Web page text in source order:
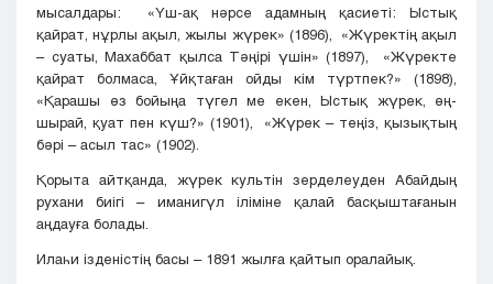
мысалдары: «Үш-ақ нәрсе адамның қасиеті: Ыстық
қайрат, нұрлы ақыл, жылы жүрек» (1896), «Жүректің ақыл
– суаты, Махаббат қылса Тәңірі үшін» (1897), «Жүректе
қайрат болмаса, Ұйқтаған ойды кім түртпек?» (1898),
«Қарашы өз бойыңа түгел ме екен, Ыстық жүрек, өң-
шырай, қуат пен күш?» (1901), «Жүрек – теңіз, қызықтың
бәрі – асыл тас» (1902).
Қорыта айтқанда, жүрек культін зерделеуден Абайдың
рухани биігі – иманигүл іліміне қалай басқыштағанын
аңдауға болады.
Илаһи ізденістің басы – 1891 жылға қайтып оралайық.